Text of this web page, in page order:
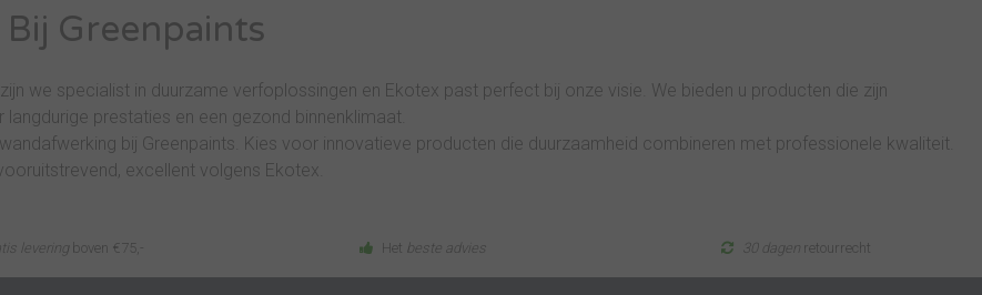
Greenpaints
we specialist in duurzame verfoplossingen en Ekotex past perfect bij onze visie. We bieden u producten die zijn
prestaties en een gezond binnenklimaat.
bij Greenpaints. Kies voor innovatieve producten die duurzaamheid combineren met professionele kwaliteit.
excellent volgens Ekotex.
levering boven €75,- Het beste advies 30 dagenretourrecht